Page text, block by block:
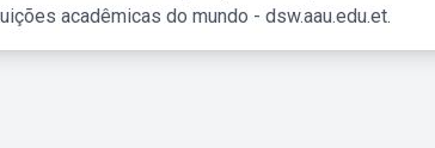
acadêmicas do mundo - dsw.aau.edu.et.